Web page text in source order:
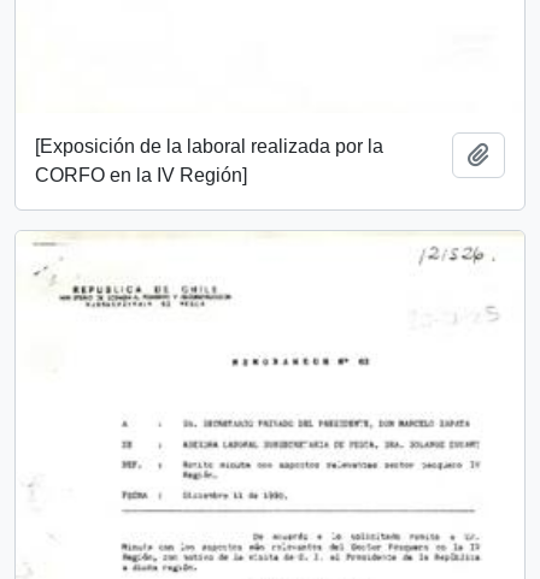
[Exposición de la laboral realizada por la
CORFO en la IV Región]